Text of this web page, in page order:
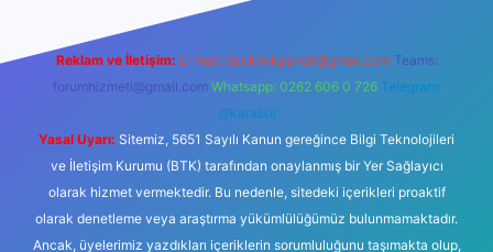
Reklam ve İletişim: E-mail: backlinkpaneli@gmail.com Teams:
forumhizmeti@gmail.com Whatsapp: 0262 606 0 726 Telegram:
@karabul
Yasal Uyarı: Sitemiz, 5651 Sayılı Kanun gereğince Bilgi Teknolojileri
ve İletişim Kurumu (BTK) tarafından onaylanmış bir Yer Sağlayıcı
olarak hizmet vermektedir. Bu nedenle, sitedeki içerikleri proaktif
olarak denetleme veya araştırma yükümlülüğümüz bulunmamaktadır.
Ancak, üyelerimiz yazdıkları içeriklerin sorumluluğunu taşımakta olup,